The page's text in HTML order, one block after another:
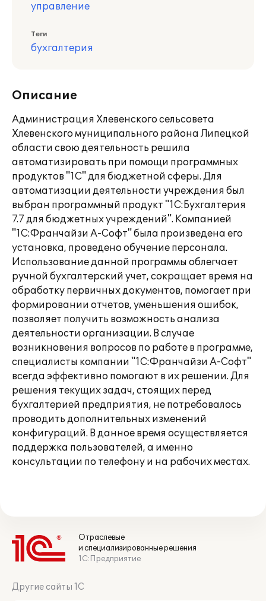
управление
Теги
бухгалтерия
Описание
Администрация Хлевенского сельсовета
Хлевенского муниципального района Липецкой
области свою деятельность решила
автоматизировать при помощи программных
продуктов "1С" для бюджетной сферы. Для
автоматизации деятельности учреждения был
выбран программный продукт "1С:Бухгалтерия
7.7 для бюджетных учреждений". Компанией
"1С:Франчайзи А-Софт" была произведена его
установка, проведено обучение персонала.
Использование данной программы облегчает
ручной бухгалтерский учет, сокращает время на
обработку первичных документов, помогает при
формировании отчетов, уменьшения ошибок,
позволяет получить возможность анализа
деятельности организации. В случае
возникновения вопросов по работе в программе,
специалисты компании "1С:Франчайзи А-Софт"
всегда эффективно помогают в их решении. Для
решения текущих задач, стоящих перед
бухгалтерией предприятия, не потребовалось
проводить дополнительных изменений
конфигураций. В данное время осуществляется
поддержка пользователей, а именно
консультации по телефону и на рабочих местах.
Отраслевые
и специализированные решения
1С:Предприятие
Другие сайты 1С